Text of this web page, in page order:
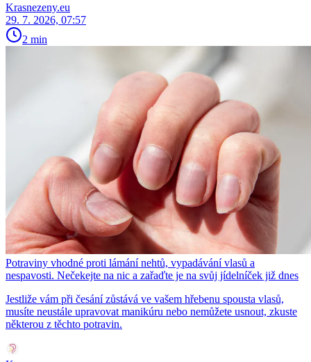
Krasnezeny.eu
29. 7. 2026, 07:57
2 min
Potraviny vhodné proti lámání nehtů, vypadávání vlasů a
nespavosti. Nečekejte na nic a zařaďte je na svůj jídelníček již dnes
Jestliže vám při česání zůstává ve vašem hřebenu spousta vlasů,
musíte neustále upravovat manikúru nebo nemůžete usnout, zkuste
některou z těchto potravin.